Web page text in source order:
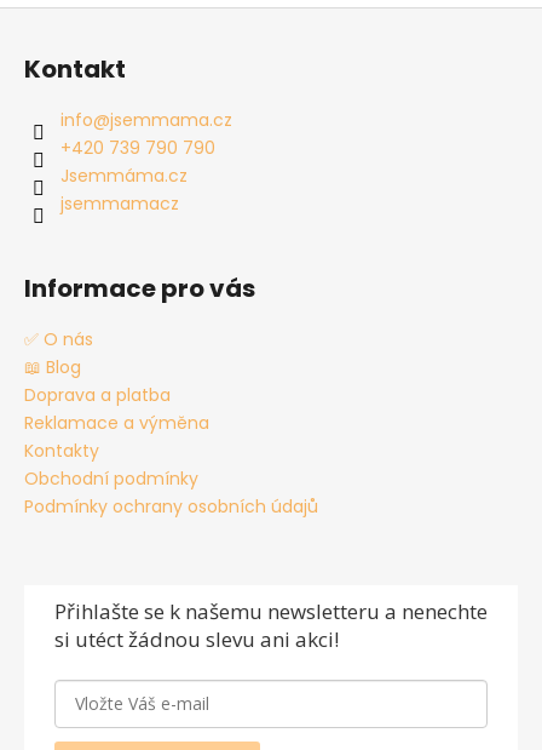
Z
Kontakt
info@jsemmama.cz
+420 739 790 790
Jsemmáma.cz
jsemmamacz
Informace pro vás
✅ O nás
📖 Blog
Doprava a platba
Reklamace a výměna
Kontakty
Obchodní podmínky
Podmínky ochrany osobních údajů
Přihlašte se k našemu newsletteru a nenechte
si utéct žádnou slevu ani akci!